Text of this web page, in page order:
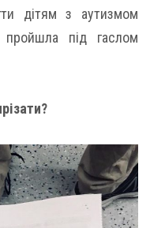
дітям з аутизмом
під гаслом